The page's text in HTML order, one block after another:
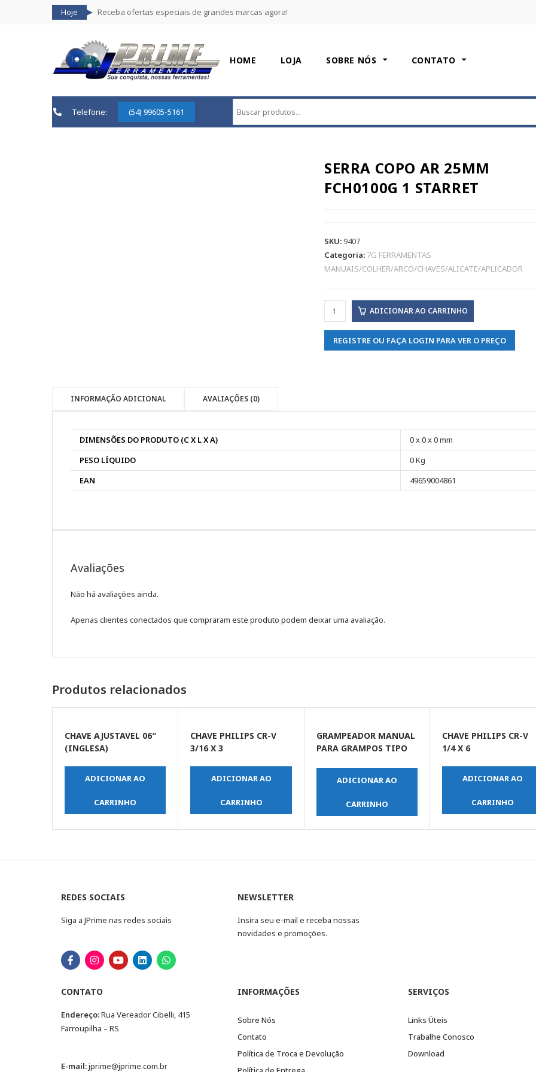
Hoje Receba ofertas especiais de grandes marcas agora!
HOME LOJA SOBRE NÓS CONTATO
Telefone: (54) 99605-5161
SERRA COPO AR 25MM
FCH0100G 1 STARRET
SKU:9407
Categoria: 7G FERRAMENTAS
MANUAIS/COLHER/ARCO/CHAVES/ALICATE/APLICADOR
ADICIONAR AO CARRINHO
REGISTRE OU FAÇA LOGIN PARA VER O PREÇO
INFORMAÇÃO ADICIONAL AVALIAÇÕES (0)
DIMENSÕES DO PRODUTO (C X L X A)
0 x 0 x 0 mm
PESO LÍQUIDO
0 Kg
EAN
49659004861
Avaliações
Não há avaliações ainda.
Apenas clientes conectados que compraram este produto podem deixar uma avaliação.
Produtos relacionados
CHAVE AJUSTAVEL 06″
(INGLESA)
ADICIONAR AO
CARRINHO
CHAVE PHILIPS CR-V
3/16 X 3
ADICIONAR AO
CARRINHO
GRAMPEADOR MANUAL
PARA GRAMPOS TIPO
ADICIONAR AO
CARRINHO
CHAVE PHILIPS CR-V
1/4 X 6
ADICIONAR AO
CARRINHO
REDES SOCIAIS
Siga a JPrime nas redes sociais
NEWSLETTER
Insira seu e-mail e receba nossas
novidades e promoções.
CONTATO
Endereço:Rua Vereador Cibelli, 415
Farroupilha – RS
E-mail:jprime@jprime.com.br
INFORMAÇÕES
Sobre Nós
Contato
Política de Troca e Devolução
SERVIÇOS
Links Úteis
Trabalhe Conosco
Download